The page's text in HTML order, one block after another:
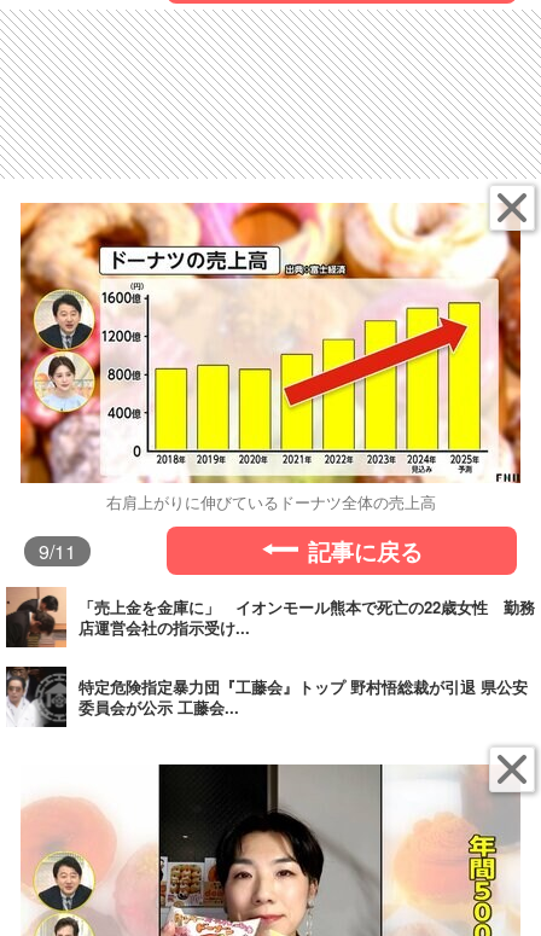
右肩上がりに伸びているドーナツ全体の売上高
9/11 記事に戻る
「売上金を金庫に」 イオンモール熊本で死亡の22歳女性 勤務
店運営会社の指示受け...
特定危険指定暴力団『工藤会』トップ 野村悟総裁が引退 県公安
委員会が公示 工藤会...